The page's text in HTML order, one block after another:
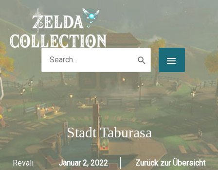
springen
for:
Stadt Taburasa
Revali Januar 2, 2022 Zurück zur Übersicht
navigation